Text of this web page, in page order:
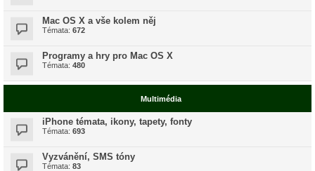
Mac OS X a vše kolem něj
Témata: 672
Programy a hry pro Mac OS X
Témata: 480
Multimédia
iPhone témata, ikony, tapety, fonty
Témata: 693
Vyzvánění, SMS tóny
Témata: 83